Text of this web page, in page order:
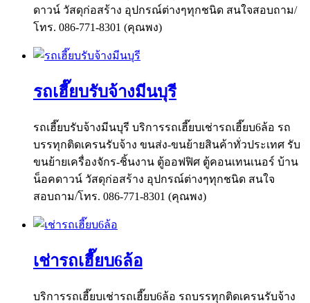
ดาวน์ วัสดุก่อสร้าง อุปกรณ์ต่างๆทุกชนิด สนใจสอบถาม/
โทร. 086-771-8301 (คุณพง)
รถเฮี๊ยบรับจ้างมีนบุรี
รถเฮี๊ยบรับจ้างมีนบุรี บริการรถเฮี๊ยบเช่ารถเฮี๊ยบ6ล้อ รถ
บรรทุกติดเครนรับจ้าง ขนส่ง-ขนย้ายสินค้าทั่วประเทศ รับ
ขนย้ายเครื่องจักร-ชิ้นงาน ตู้ออฟฟิศ ตู้คอนเทนเนอร์ บ้าน
น็อคดาวน์ วัสดุก่อสร้าง อุปกรณ์ต่างๆทุกชนิด สนใจ
สอบถาม/โทร. 086-771-8301 (คุณพง)
เช่ารถเฮี๊ยบ6ล้อ
บริการรถเฮี๊ยบเช่ารถเฮี๊ยบ6ล้อ รถบรรทุกติดเครนรับจ้าง